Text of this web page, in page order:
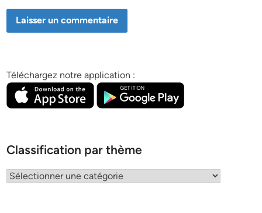
Téléchargez notre application :
Classification par thème
Classification